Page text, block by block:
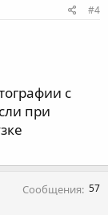
#4
с
при
Сообщения 57